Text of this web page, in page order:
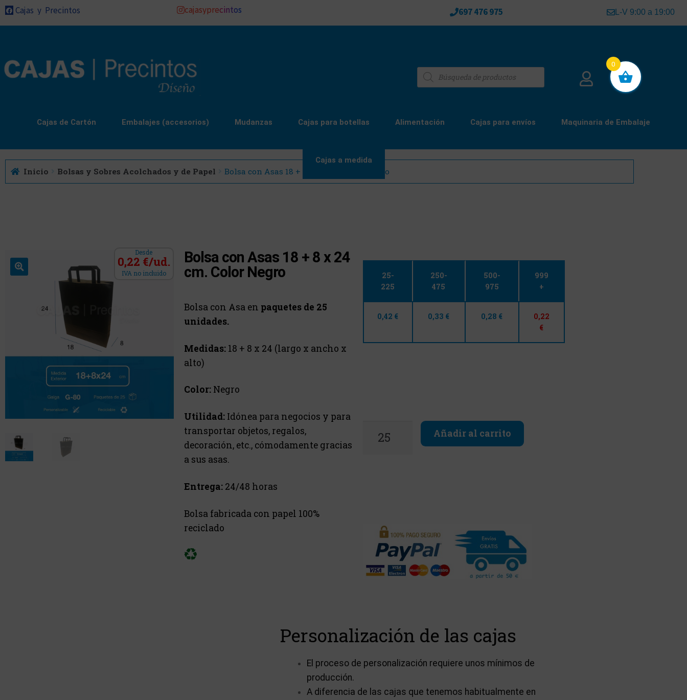
Cajas y Precintos cajasyprecintos 697 476 975 L-V 9:00 a 19:00
Cajas de Cartón Embalajes (accesorios) Mudanzas Cajas para botellas Alimentación Cajas para envíos Maquinaria de Embalaje
Cajas a medida
Inicio Bolsas y Sobres Acolchados y de Papel Bolsa con Asas 18 + 8 x 24 cm. Color Negro
Desde
0,22 €/ud.
IVA no incluido
Bolsa con Asas 18 + 8 x 24
cm. Color Negro
Bolsa con Asa en paquetes de 25
unidades.
Medidas:18 + 8 x 24 (largo x ancho x
alto)
Color:Negro
Utilidad:Idónea para negocios y para
transportar objetos, regalos,
decoración, etc., cómodamente gracias
a sus asas.
Entrega:24/48 horas
Bolsa fabricada con papel 100%
reciclado
25-
225
250-
475
500-
975
999
+
0,42 € 0,33 € 0,28 €
0,22
€
Añadir al carrito
Personalización de las cajas
El proceso de personalización requiere unos mínimos de
producción.
A diferencia de las cajas que tenemos habitualmente en
0